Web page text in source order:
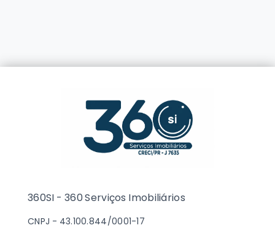
360SI - 360 Serviços Imobiliários
CNPJ - 43.100.844/0001-17